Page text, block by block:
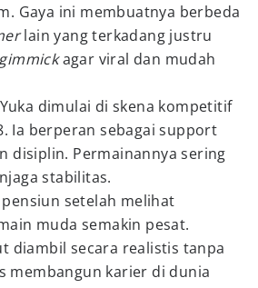
Gaya ini membuatnya berbeda
lain yang terkadang justru
gimmickagar viral dan mudah
dimulai di skena kompetitif
Ia berperan sebagai support
disiplin. Permainannya sering
stabilitas.
setelah melihat
muda semakin pesat.
diambil secara realistis tanpa
membangun karier di dunia